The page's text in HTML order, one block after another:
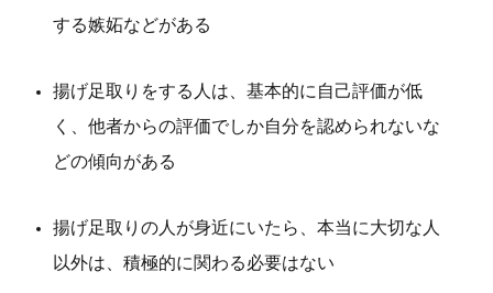
する嫉妬などがある
揚げ足取りをする人は、基本的に自己評価が低
く、他者からの評価でしか自分を認められないな
どの傾向がある
揚げ足取りの人が身近にいたら、本当に大切な人
以外は、積極的に関わる必要はない